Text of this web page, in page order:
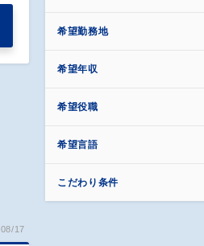
17
希望勤務地
希望年収
希望役職
希望言語
こだわり条件